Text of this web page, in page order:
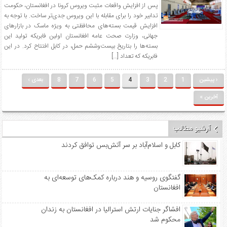
پس از افزایش واقعات مثبت ویروس کرونا در افغانستان، حکومت
تدابیر خود را برای مقابله با این ویروس جدی‌تر ساخت. با توجه به
افزایش قیمت بسته‌های محافظتی به ویژه ماسک در بازارهای
جهانی، وزارت صحت عامه افغانستان اولین فابریکه تولید این
بسته‌ها را بتاریخ بیست‌وششم حمل، در کابل افتتاح کرد. در این
فابریکه که تعداد […]
‹ پیشین 1
2
3
4
5
6
7
8
بعدی ›
آخرین »
آرشیو مطالب
کابل و اسلام‌آباد بر سر آتش‌بس توافق کردند
گفتگوی روسیه و هند درباره کمک‌های توسعه‌ای به
افغانستان
افشاگر جنایات ارتش استرالیا در افغانستان به زندان
محکوم شد